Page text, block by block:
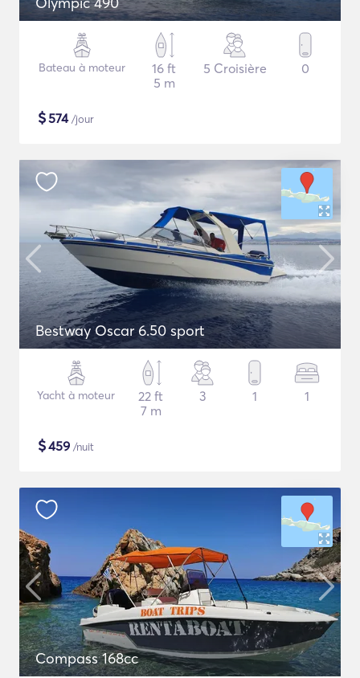
Bateau à moteur
16 ft
5 m
5 Croisière 0
$574/jour
Bestway Oscar 6.50 sport
Yacht à moteur
22 ft
7 m
3 1 1
$459 /nuit
Compass 168cc